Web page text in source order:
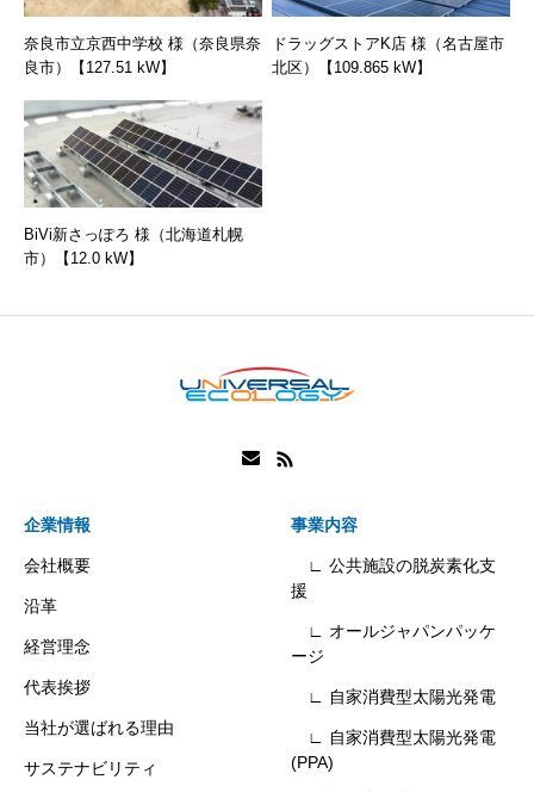
奈良市立京西中学校 様（奈良県奈
良市）【127.51 kW】
ドラッグストアK店 様（名古屋市
北区）【109.865 kW】
BiVi新さっぽろ 様（北海道札幌
市）【12.0 kW】
企業情報
会社概要
沿革
経営理念
代表挨拶
当社が選ばれる理由
サステナビリティ
事業内容
∟ 公共施設の脱炭素化支
援
∟ オールジャパンパッケ
ージ
∟ 自家消費型太陽光発電
∟ 自家消費型太陽光発電
(PPA)